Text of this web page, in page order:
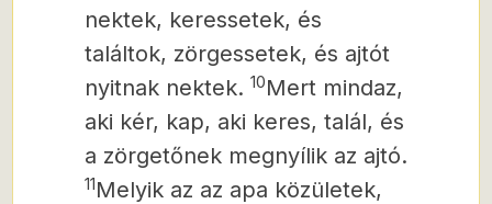
nektek, keressetek, és
találtok, zörgessetek, és ajtót
nyitnak nektek. 10Mert mindaz,
aki kér, kap, aki keres, talál, és
a zörgetőnek megnyílik az ajtó.
11Melyik az az apa közületek,